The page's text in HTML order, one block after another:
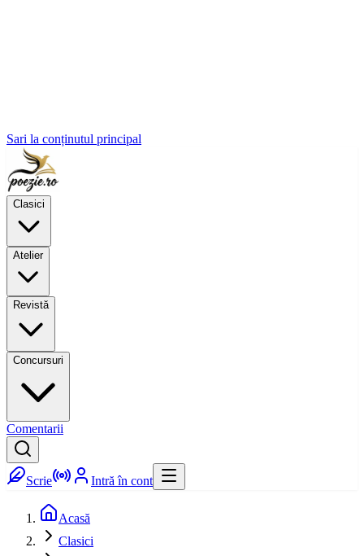
Sari la conținutul principal
Clasici
Atelier
Revistă
Concursuri
Comentarii
Scrie Intră în cont
Acasă
Clasici